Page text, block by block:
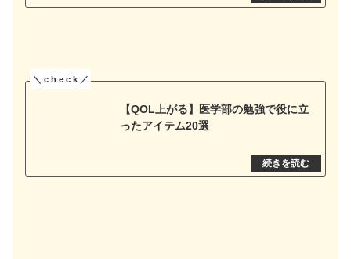
【QOL上がる】医学部の勉強で役に立
ったアイテム20選